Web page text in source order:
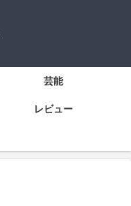
芸能
レビュー